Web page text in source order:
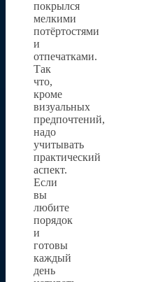
покрылся
мелкими
потёртостями
и
отпечатками.
Так
что,
кроме
визуальных
предпочтений,
надо
учитывать
практический
аспект.
Если
вы
любите
порядок
и
готовы
каждый
день